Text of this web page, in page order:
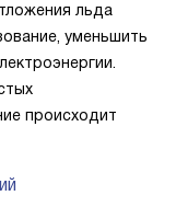
льда
уменьшить
происходит